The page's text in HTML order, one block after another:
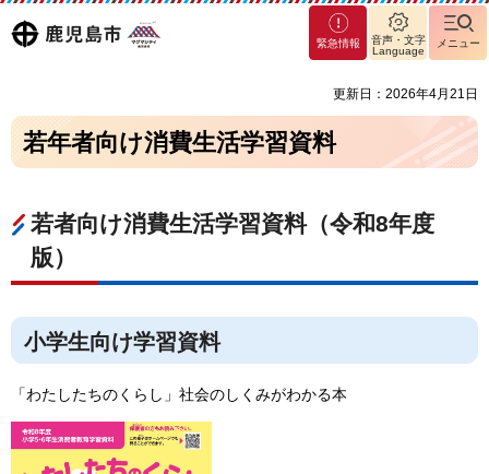
鹿児島
マグ
マシ
緊急情報
音声・文字
Language
メニュー
更新日：2026年4月21日
若年者向け消費生活学習資料
若者向け消費生活学習資料（令和8年度
版）
小学生向け学習資料
「わたしたちのくらし」社会のしくみがわかる本